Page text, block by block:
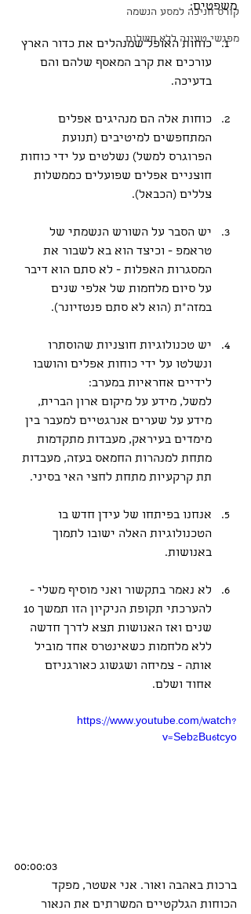
קורס חניכה למסע הנשמה
מפגשי טעינה ללא תשלום
משפטים:
כוחות האופל שמנהלים את כדור הארץ
עורכים את קרב המאסף שלהם והם
בדעיכה.
כוחות אלה הם מנהיגים אפלים
המתחפשים למיטיבים (תנועת
הפרוגרס למשל) נשלטים על ידי כוחות
חוצניים אפלים שפועלים כממשלות
צללים (הכבאל).
יש הסבר על השורש הנשמתי של
טראמפ - וכיצד הוא בא לשבור את
המסגרות האפלות - לא סתם הוא דיבר
על סיום מלחמות של אלפי שנים
במזה"ת (הוא לא סתם פנטזיונר).
יש טכנולוגיות חוצניות שהוסתרו
ונשלטו על ידי כוחות אפלים והושבו
לידיים אחראיות במערב:
למשל, מידע על מיקום ארון הברית,
מידע על שערים אנרגטיים למעבר בין
מימדים בעיראק, מעבדות מתקדמות
מתחת למנהרות החמאס בעזה, מעבדות
תת קרקעיות מתחת לחצי האי בסיני.
אנחנו בפיתחו של עידן חדש בו
הטכנולוגיות האלה ישובו לתמוך
באנושות.
לא נאמר בתקשור ואני מוסיף משלי -
שנים ואז האנושות תצא לדרך חדשה
ללא מלחמות כשאינטרס אחד מוביל
אותה - צמיחה ושגשוג כאורגניזם
אחוד ושלם.
https://www.youtube.com/watch?
v=Seb2Bu6tcyo
00:00:03
ברכות באהבה ואור. אני אשטר, מפקד
הכוחות הגלקטיים המשרתים את הנאור